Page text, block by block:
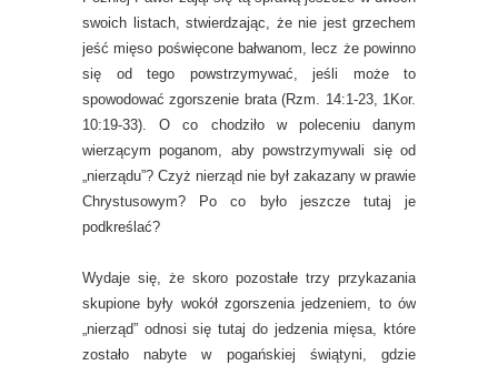
swoich listach, stwierdzając, że nie jest grzechem
jeść mięso poświęcone bałwanom, lecz że powinno
się od tego powstrzymywać, jeśli może to
spowodować zgorszenie brata (Rzm. 14:1-23, 1Kor.
10:19-33). O co chodziło w poleceniu danym
wierzącym poganom, aby powstrzymywali się od
„nierządu”? Czyż nierząd nie był zakazany w prawie
Chrystusowym? Po co było jeszcze tutaj je
podkreślać?
Wydaje się, że skoro pozostałe trzy przykazania
skupione były wokół zgorszenia jedzeniem, to ów
„nierząd” odnosi się tutaj do jedzenia mięsa, które
zostało nabyte w pogańskiej świątyni, gdzie